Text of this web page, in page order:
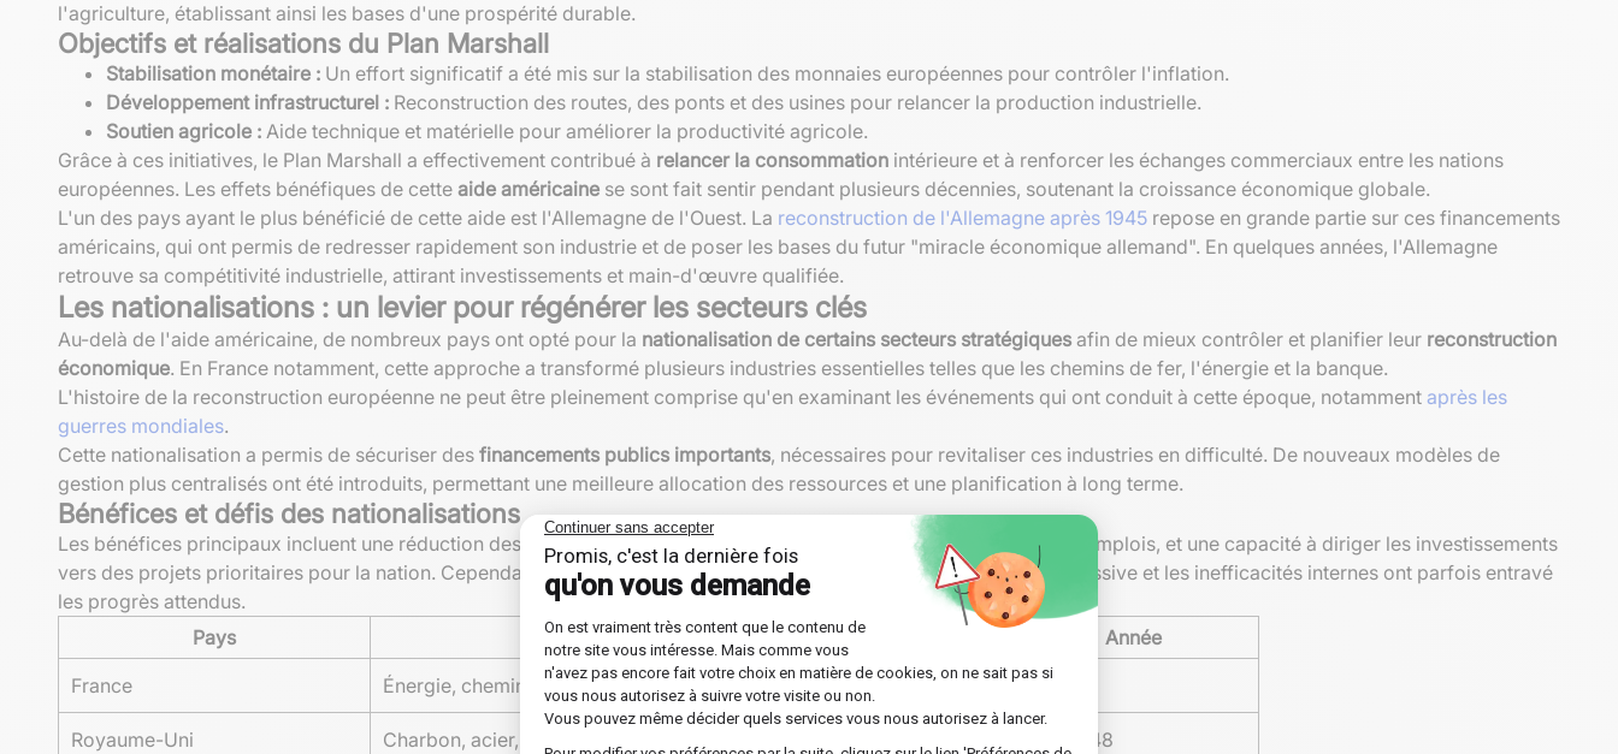
l'agriculture, établissant ainsi les bases d'une prospérité durable.
Objectifs et réalisations du Plan Marshall
Stabilisation monétaire : Un effort significatif a été mis sur la stabilisation des monnaies européennes pour contrôler l'inflation.
Développement infrastructurel : Reconstruction des routes, des ponts et des usines pour relancer la production industrielle.
Soutien agricole : Aide technique et matérielle pour améliorer la productivité agricole.
Grâce à ces initiatives, le Plan Marshall a effectivement contribué à relancer la consommation intérieure et à renforcer les échanges commerciaux entre les nations
européennes. Les effets bénéfiques de cette aide américaine se sont fait sentir pendant plusieurs décennies, soutenant la croissance économique globale.
L'un des pays ayant le plus bénéficié de cette aide est l'Allemagne de l'Ouest. La reconstruction de l'Allemagne après 1945 repose en grande partie sur ces financements
américains, qui ont permis de redresser rapidement son industrie et de poser les bases du futur "miracle économique allemand". En quelques années, l'Allemagne
retrouve sa compétitivité industrielle, attirant investissements et main-d'œuvre qualifiée.
Les nationalisations : un levier pour régénérer les secteurs clés
Au-delà de l'aide américaine, de nombreux pays ont opté pour la nationalisation de certains secteurs stratégiques afin de mieux contrôler et planifier leur reconstruction
économique. En France notamment, cette approche a transformé plusieurs industries essentielles telles que les chemins de fer, l'énergie et la banque.
L'histoire de la reconstruction européenne ne peut être pleinement comprise qu'en examinant les événements qui ont conduit à cette époque, notamment après les
guerres mondiales.
Cette nationalisation a permis de sécuriser des financements publics importants, nécessaires pour revitaliser ces industries en difficulté. De nouveaux modèles de
gestion plus centralisés ont été introduits, permettant une meilleure allocation des ressources et une planification à long terme.
Bénéfices et défis des nationalisations
Les bénéfices principaux incluent une réduction des coûts grâce aux économies d'échelle, une stabilité accrue des emplois, et une capacité à diriger les investissements
vers des projets prioritaires pour la nation. Cependant, ces processus ne furent pas sans défis. La bureaucratie excessive et les inefficacités internes ont parfois entravé
les progrès attendus.
Pays
Secteurs nationalisés
Année
France
Énergie, chemin de fer, banque 1946
Royaume-Uni Charbon, acier, santé 1947-1948